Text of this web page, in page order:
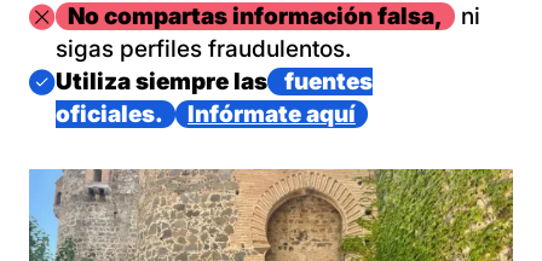
ImagenNo compartas información falsa,
ni
sigas perfiles fraudulentos.
Imagen
Utiliza siempre las
fuentes
oficiales.
Infórmate aquí